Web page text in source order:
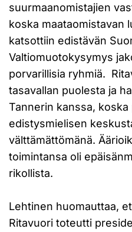
suurmaanomistajien
koska maataomistavan
katsottiin edistävän
Valtiomuotokysymys
porvarillisia ryhmiä.
tasavallan puolesta ja
Tannerin kanssa, koska
edistysmielisen
välttämättömänä.
toimintansa oli
rikollista.
Lehtinen huomauttaa,
Ritavuori toteutti